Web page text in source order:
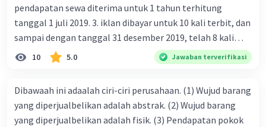
pendapatan sewa diterima untuk 1 tahun terhitung
tanggal 1 juli 2019. 3. iklan dibayar untuk 10 kali terbit, dan
sampai dengan tanggal 31 desember 2019, telah 8 kali
terbit. 4. gaji terutang untuk periode berjalan sebesar
Rp800.000,00 dari data di atas, pencatatan jurnal pembalik
10 5.0 Jawaban terverifikasi
Dibawaah ini adaalah ciri-ciri perusahaan. (1) Wujud barang
yang diperjualbelikan adalah abstrak. (2) Wujud barang
yang diperjualbelikan adalah fisik. (3) Pendapatan pokok